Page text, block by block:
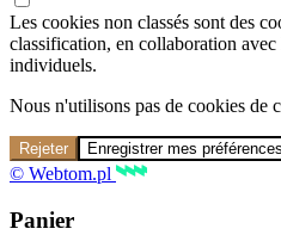
Les cookies non classés sont des
classification, en collaboration
individuels.
Nous n'utilisons pas de cookies de
Rejeter Enregistrer mes préférences
© Webtom.pl
Panier